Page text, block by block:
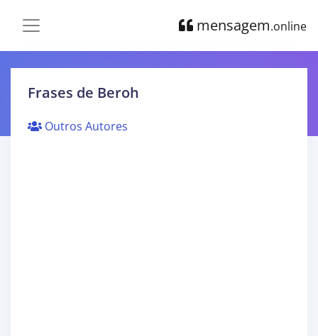
mensagem.online
Frases de Beroh
Outros Autores